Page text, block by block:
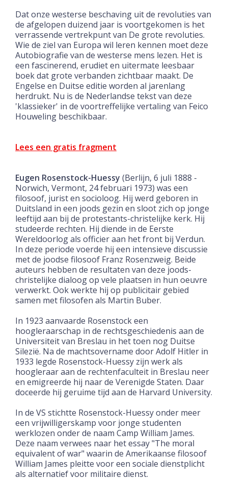
Dat onze westerse beschaving uit de revoluties van
de afgelopen duizend jaar is voortgekomen is het
verrassende vertrekpunt van De grote revoluties.
Wie de ziel van Europa wil leren kennen moet deze
Autobiografie van de westerse mens lezen. Het is
een fascinerend, erudiet en uitermate leesbaar
boek dat grote verbanden zichtbaar maakt. De
Engelse en Duitse editie worden al jarenlang
herdrukt. Nu is de Nederlandse tekst van deze
'klassieker' in de voortreffelijke vertaling van Feico
Houweling beschikbaar.
Lees een gratis fragment
Eugen Rosenstock-Huessy (Berlijn, 6 juli 1888 -
Norwich, Vermont, 24 februari 1973) was een
filosoof, jurist en socioloog. Hij werd geboren in
Duitsland in een joods gezin en sloot zich op jonge
leeftijd aan bij de protestants-christelijke kerk. Hij
studeerde rechten. Hij diende in de Eerste
Wereldoorlog als officier aan het front bij Verdun.
In deze periode voerde hij een intensieve discussie
met de joodse filosoof Franz Rosenzweig. Beide
auteurs hebben de resultaten van deze joods-
christelijke dialoog op vele plaatsen in hun oeuvre
verwerkt. Ook werkte hij op publicitair gebied
samen met filosofen als Martin Buber.
In 1923 aanvaarde Rosenstock een
hoogleraarschap in de rechtsgeschiedenis aan de
Universiteit van Breslau in het toen nog Duitse
Silezië. Na de machtsovername door Adolf Hitler in
1933 legde Rosenstock-Huessy zijn werk als
hoogleraar aan de rechtenfaculteit in Breslau neer
en emigreerde hij naar de Verenigde Staten. Daar
doceerde hij geruime tijd aan de Harvard University.
In de VS stichtte Rosenstock-Huessy onder meer
een vrijwilligerskamp voor jonge studenten
werklozen onder de naam Camp William James.
Deze naam verwees naar het essay "The moral
equivalent of war" waarin de Amerikaanse filosoof
William James pleitte voor een sociale dienstplicht
als alternatief voor militaire dienst.